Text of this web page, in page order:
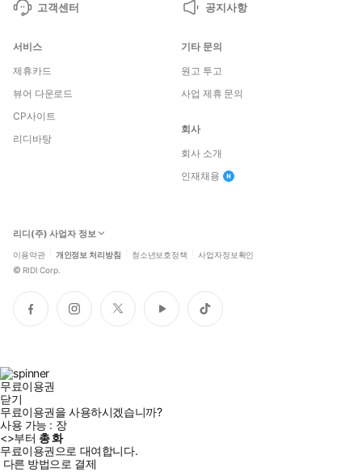
고객센터 공지사항
서비스
제휴카드
뷰어 다운로드
CP사이트
리디바탕
기타 문의
원고 투고
사업 제휴 문의
회사
회사 소개
인재채용
리디(주) 사업자 정보
이용약관 개인정보 처리방침 청소년보호정책 사업자정보확인
© RIDI Corp.
페
이
인
스
트
위
유
튜
틱
톡
무료이용권
닫기
무료이용권을 사용하시겠습니까?
사용 가능 : 장
<>부터 총화
무료이용권으로 대여합니다.
다른 방법으로 결제